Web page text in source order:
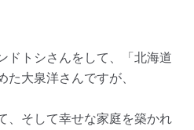
ドトシさんをして、「北海道
た大泉洋さんですが、
、そして幸せな家庭を築かれ